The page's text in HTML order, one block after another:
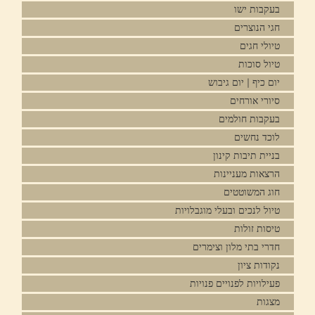
בעקבות ישו
חגי הנוצרים
טיולי חגים
טיול סוכות
יום כיף | יום גיבוש
סיורי אורחים
בעקבות חולמים
לוכד נחשים
בניית תיבות קינון
הרצאות מעניינות
חוג המשוטטים
טיול לנכים ובעלי מוגבלויות
טיסות זולות
חדרי בתי מלון וצימרים
נקודות ציון
פעילויות לפנויים פנויות
מצגות